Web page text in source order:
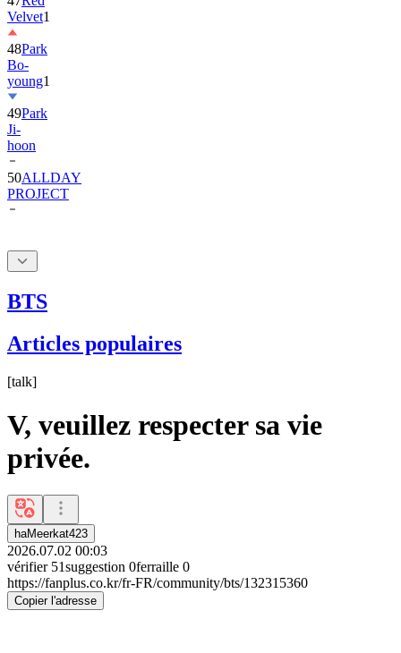
48Park
Bo-
young1
49Park
Ji-
hoon
50ALLDAY
PROJECT
BTS
Articles populaires
[talk]
V, veuillez respecter sa vie
privée.
haMeerkat423
2026.07.02 00:03
vérifier 51suggestion 0ferraille 0
https://fanplus.co.kr/fr-FR/community/bts/132315360
Copier l'adresse